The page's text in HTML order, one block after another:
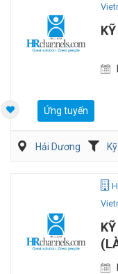
Ứng tuyển
Hải Dương